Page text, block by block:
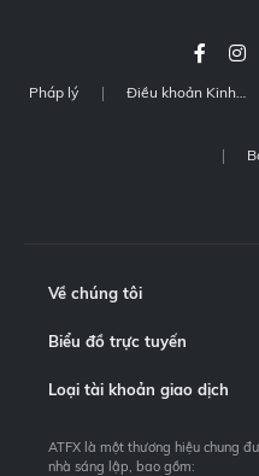
Pháp lý
Về chúng tôi
Biểu đồ trực tuyến
Loại tài khoản giao dịch
ATFX là một thương hiệu chung
nhà sáng lập, bao gồm: